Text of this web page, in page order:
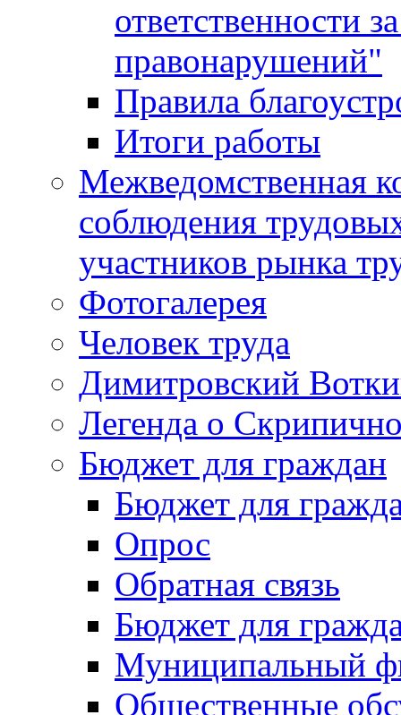
ответственности
правонарушений"
Правила
Итоги работы
Межведомственная
соблюдения
участников рынка
Фотогалерея
Человек труда
Димитровский
Легенда о
Бюджет для граждан
Бюджет для
Опрос
Обратная связь
Бюджет для
Муниципальный
Общественные